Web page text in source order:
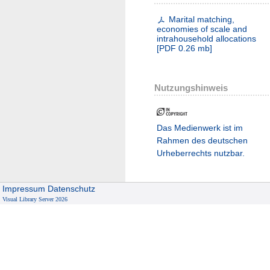
Marital matching,
economies of scale and
intrahousehold allocations
[PDF 0.26 mb]
Nutzungshinweis
Das Medienwerk ist im
Rahmen des deutschen
Urheberrechts nutzbar.
Impressum Datenschutz
Visual Library Server 2026